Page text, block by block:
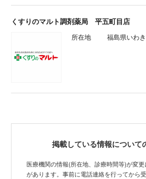
くすりのマルト調剤薬局 平五町目店
所在地 福島県いわ
掲載している情報について
医療機関の情報(所在地、診療時間等)が変
があります。事前に電話連絡を行ってから